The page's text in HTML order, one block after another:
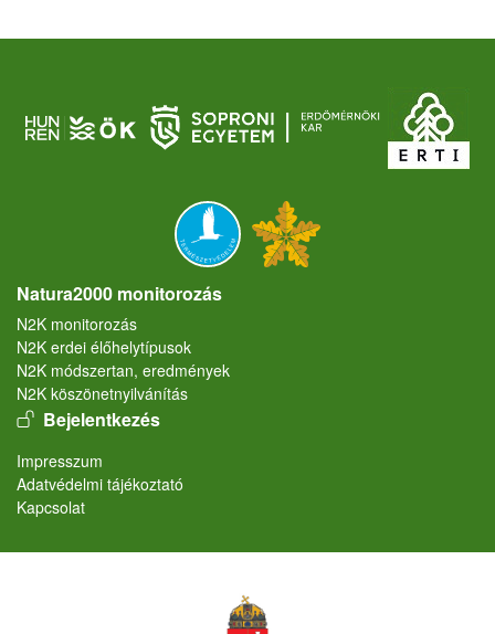
Natura2000 monitorozás
N2K monitorozás
N2K erdei élőhelytípusok
N2K módszertan, eredmények
N2K köszönetnyilvánítás
User account menu
Bejelentkezés
Lábléc
Impresszum
Adatvédelmi tájékoztató
Kapcsolat